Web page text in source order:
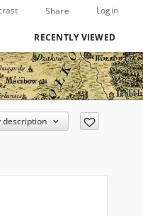
Share Login
RECENTLY VIEWED
description